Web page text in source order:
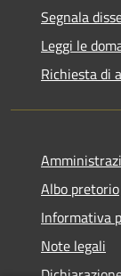
Segnala
Leggi le
Richiesta di
Albo pretorio
Informativa
Note legali